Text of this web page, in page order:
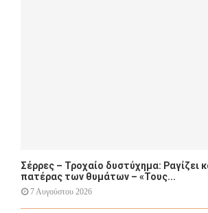
Σέρρες – Τροχαίο δυστύχημα: Ραγίζει
πατέρας των θυμάτων – «Τους...
7 Αυγούστου 2026